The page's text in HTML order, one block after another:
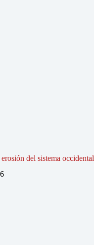
del sistema occidental